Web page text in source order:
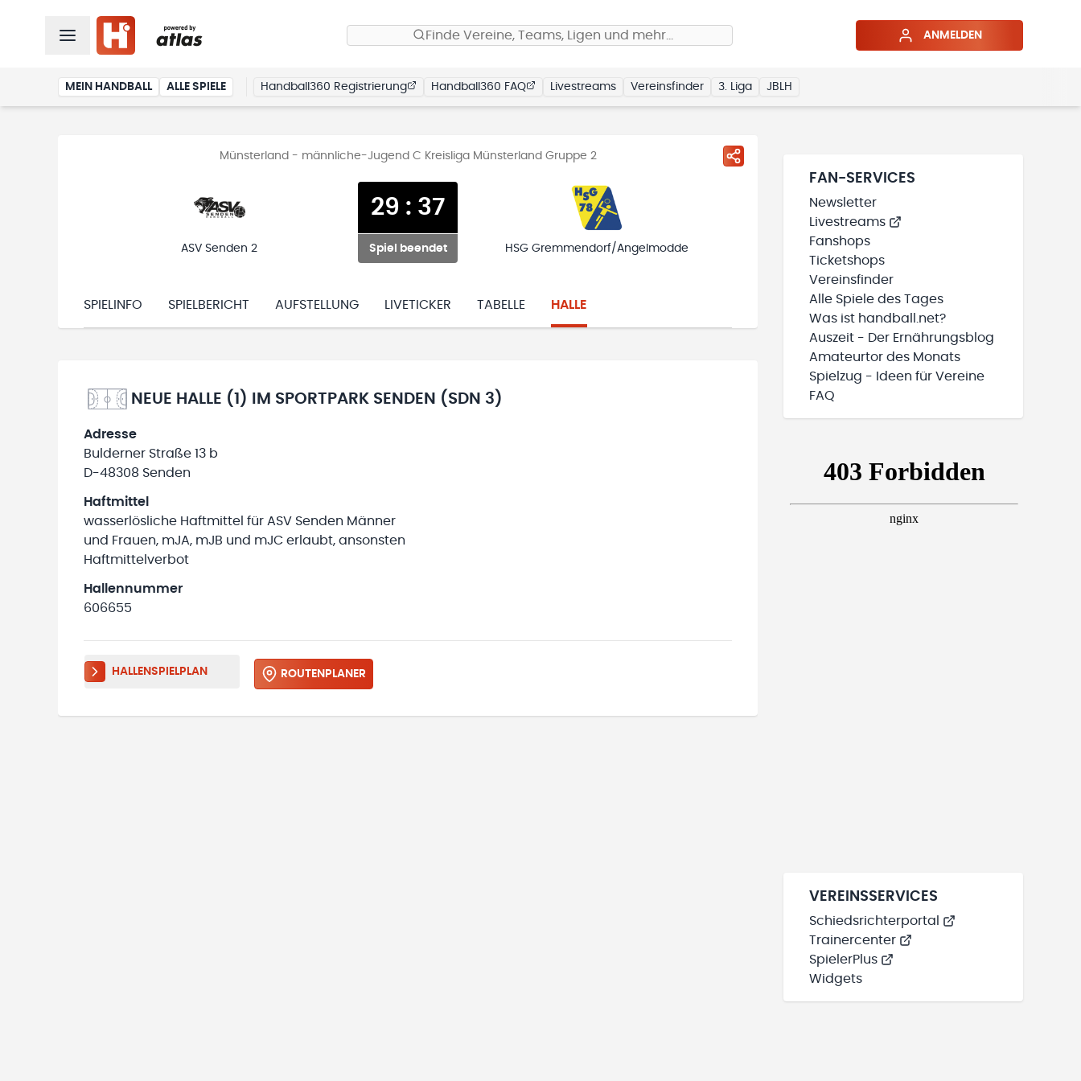
Finde Vereine, Teams, Ligen und mehr… ANMELDEN
MEIN HANDBALL ALLE SPIELE Handball360 Registrierung Handball360 FAQ Livestreams Vereinsfinder 3. Liga JBLH
Münsterland - männliche-Jugend C Kreisliga Münsterland Gruppe 2
ASV Senden 2
29 : 37
Spiel beendet HSG Gremmendorf/Angelmodde
SPIELINFO SPIELBERICHT AUFSTELLUNG LIVETICKER TABELLE HALLE
NEUE HALLE (1) IM SPORTPARK SENDEN (SDN 3)
Adresse
Bulderner Straße 13 b
D-48308 Senden
Haftmittel
wasserlösliche Haftmittel für ASV Senden Männer
und Frauen, mJA, mJB und mJC erlaubt, ansonsten
Haftmittelverbot
Hallennummer
606655
HALLENSPIELPLAN ROUTENPLANER
FAN-SERVICES
Newsletter
Livestreams
Fanshops
Ticketshops
Vereinsfinder
Alle Spiele des Tages
Was ist handball.net?
Auszeit - Der Ernährungsblog
Amateurtor des Monats
Spielzug - Ideen für Vereine
FAQ
VEREINSSERVICES
Schiedsrichterportal
Trainercenter
SpielerPlus
Widgets